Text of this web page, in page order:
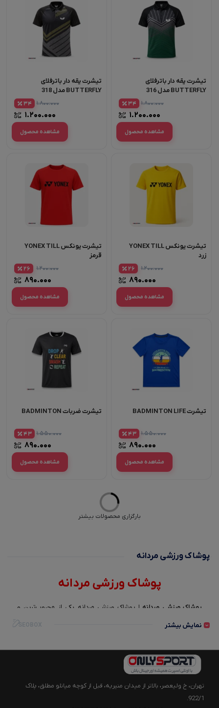
تیشرت یقه دار باترفلای
BUTTERFLY مدل 316
۱.۸۰۰.۰۰۰
۱.۲۰۰.۰۰۰
34
مشاهده محصول
تیشرت یقه دار باترفلای
BUTTERFLY مدل 318
۱.۸۰۰.۰۰۰
۱.۲۰۰.۰۰۰
34
مشاهده محصول
تیشرت یونکس YONEX TILL
زرد
۱.۲۰۰.۰۰۰
۸۹۰.۰۰۰
26
مشاهده محصول
تیشرت یونکس YONEX TILL
قرمز
۱.۲۰۰.۰۰۰
۸۹۰.۰۰۰
26
مشاهده محصول
تیشرت BADMINTON LIFE
۱.۵۵۰.۰۰۰
۸۹۰.۰۰۰
43
مشاهده محصول
تیشرت ضربات BADMINTON
۱.۵۵۰.۰۰۰
۸۹۰.۰۰۰
43
مشاهده محصول
بارگزاری محصولات بیشتر
پوشاک ورزشی مردانه
پوشاک ورزشی مردانه
پوشاک ورزشی مردانه | پوشاک ورزشی مردانه یکی از محبوب‌ترین و
است. در این مقاله به بررسی برخی از ویژگی‌های
مزایای استفاده از لباس ورزشی مردانه خواهیم پرداخت.
ویژگی کلی پوشاک ورزشی مردانه
نمایش بیشتر SEOBOX
تهران، خ ولیعصر، بالاتر از میدان منیریه، قبل از کوچه میانلو مطلق، پلاک
922/1.